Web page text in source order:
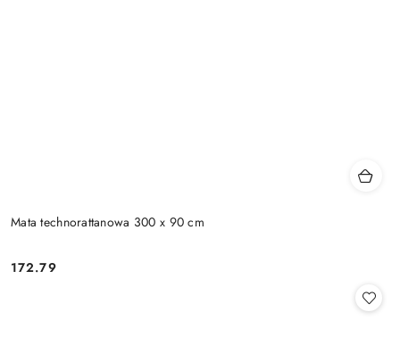
Mata technorattanowa 300 x 90 cm
Cena:
172.79